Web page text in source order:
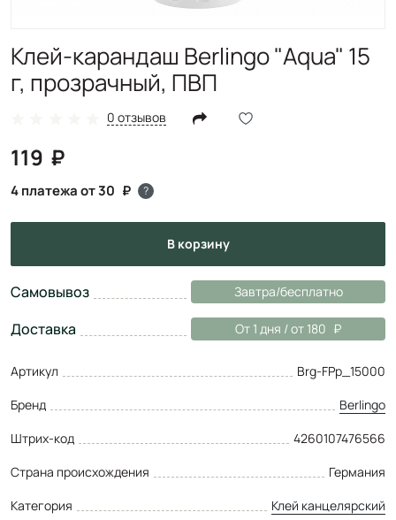
Клей-карандаш Berlingo "Aqua" 15
г, прозрачный, ПВП
0 отзывов
119
4 платежа от 30 ?
в корзину
Самовывоз Завтра/бесплатно
Доставка От 1 дня / от 180
Артикул
Brg-FPp_15000
Бренд
Berlingo
Штрих-код
4260107476566
Страна происхождения
Германия
Категория
Клей канцелярский